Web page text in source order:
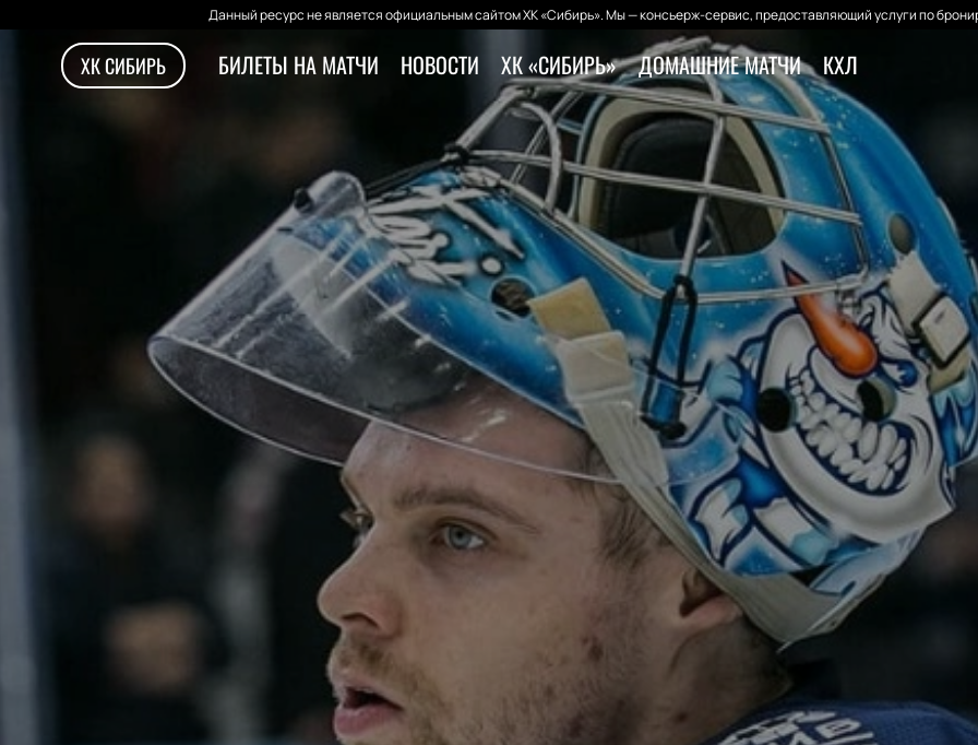
Данный ресурс не является официальным сайтом ХК «Сибирь». Мы — консьерж-сервис, предоставляющий услуги по
ХК СИБИРЬ БИЛЕТЫ НА МАТЧИ НОВОСТИ ХК «СИБИРЬ» ДОМАШНИЕ МАТЧИ КХЛ